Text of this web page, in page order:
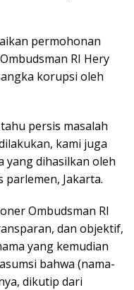
permohonan
RI Hery
korupsi oleh
persis masalah
kami juga
yang dihasilkan oleh
parlemen, Jakarta.
Ombudsman RI
dan objektif,
yang kemudian
bahwa (nama-
dikutip dari